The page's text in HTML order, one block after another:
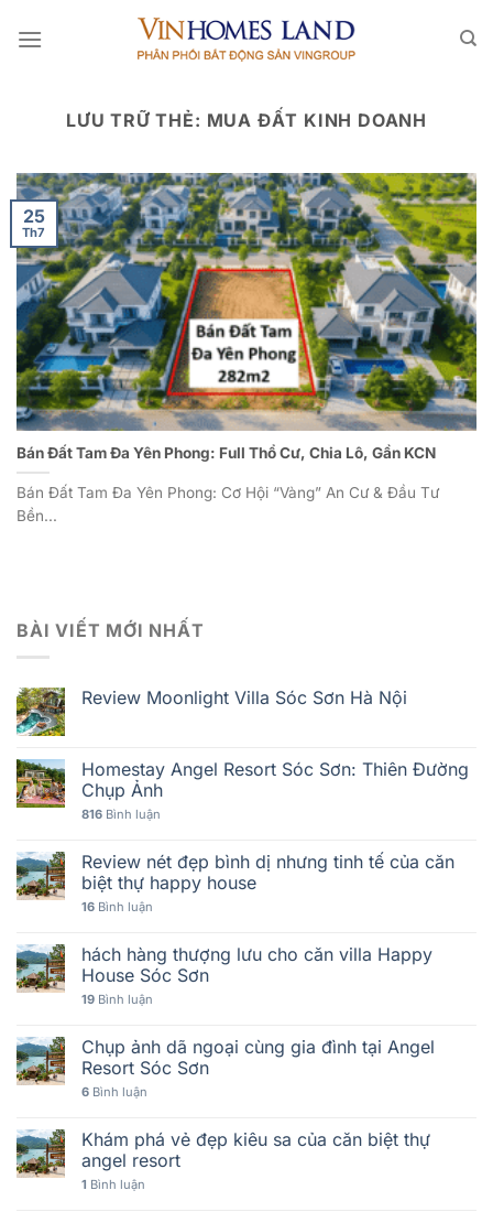
qua
LƯU TRỮ THẺ: MUA ĐẤT KINH DOANH
Bán Đất Tam Đa Yên Phong: Full Thổ Cư, Chia Lô, Gần KCN
Bán Đất Tam Đa Yên Phong: Cơ Hội “Vàng” An Cư & Đầu Tư
Bền...
25
Th7
BÀI VIẾT MỚI NHẤT
Review Moonlight Villa Sóc Sơn Hà Nội
Homestay Angel Resort Sóc Sơn: Thiên Đường
Chụp Ảnh
816 Bình luận
Review nét đẹp bình dị nhưng tinh tế của căn
biệt thự happy house
16 Bình luận
hách hàng thượng lưu cho căn villa Happy
House Sóc Sơn
19 Bình luận
Chụp ảnh dã ngoại cùng gia đình tại Angel
Resort Sóc Sơn
6 Bình luận
Khám phá vẻ đẹp kiêu sa của căn biệt thự
angel resort
1 Bình luận